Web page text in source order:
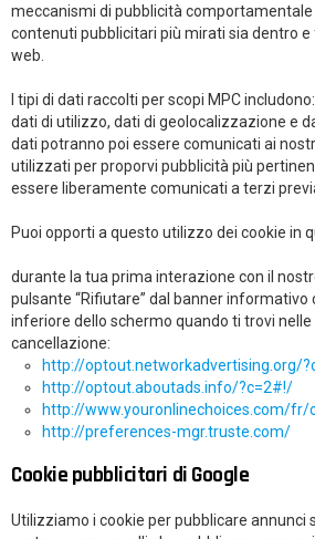
meccanismi di pubblicità
contenuti pubblicitari più mirati sia dentro
web.
I tipi di dati raccolti per scopi MPC
dati di utilizzo, dati di geolocalizzazione e
dati potranno poi essere comunicati ai
utilizzati per proporvi pubblicità più
essere liberamente comunicati a terzi
Puoi opporti a questo utilizzo dei cookie in
durante la tua prima interazione con il
pulsante “Rifiutare” dal banner informativo
inferiore dello schermo quando ti trovi
cancellazione:
http://optout.networkadvertising.org/
http://optout.aboutads.info/?c=2#!/
http://www.youronlinechoices.com/
http://preferences-mgr.truste.com/
Cookie pubblicitari di Google
Utilizziamo i cookie per pubblicare annunci